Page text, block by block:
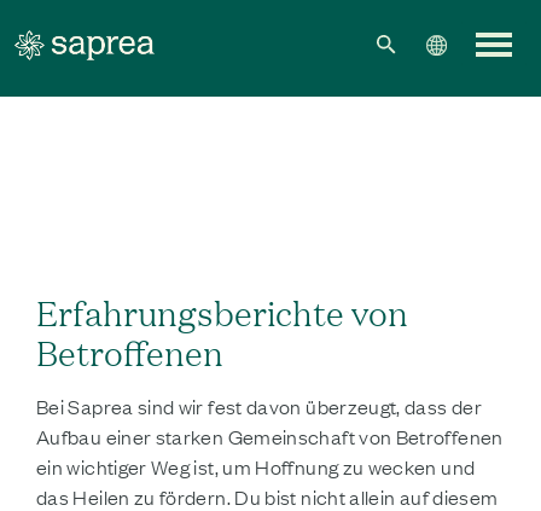
Erfahrungsberichte von
Betroffenen
Bei Saprea sind wir fest davon überzeugt, dass der
Aufbau einer starken Gemeinschaft von Betroffenen
ein wichtiger Weg ist, um Hoffnung zu wecken und
das Heilen zu fördern. Du bist nicht allein auf diesem